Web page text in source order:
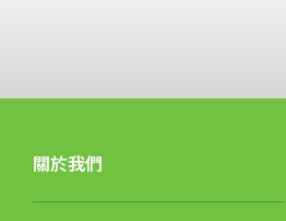
關於我們